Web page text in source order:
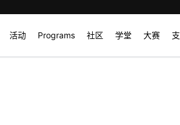
活动 Programs 社区 学堂 大赛